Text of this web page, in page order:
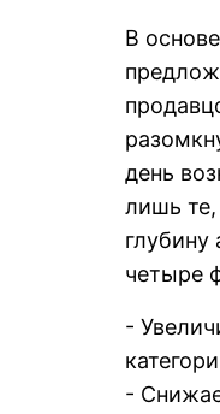
В
день
лишь те,
глубину
четыре
-
-